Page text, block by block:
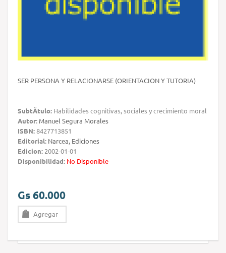
SER PERSONA Y RELACIONARSE (ORIENTACION Y TUTORIA)
SubtÃ­tulo: Habilidades cognitivas, sociales y crecimiento moral
Autor: Manuel Segura Morales
ISBN:8427713851
Editorial: Narcea, Ediciones
Edicion: 2002-01-01
Disponibilidad: No Disponible
Gs 60.000
Agregar